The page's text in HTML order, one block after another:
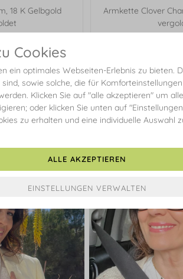
18 K Gelbgold
Armkette Clover
Cookies
ein optimales Webseiten-Erlebnis zu bieten.
sowie solche, die für
Klicken Sie auf "alle akzeptieren" um
oder klicken Sie unten auf
zu erhalten und eine individuelle Auswahl
ALLE AKZEPTIEREN